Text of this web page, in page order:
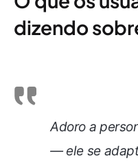
dizendo
Adoro a
— ele se